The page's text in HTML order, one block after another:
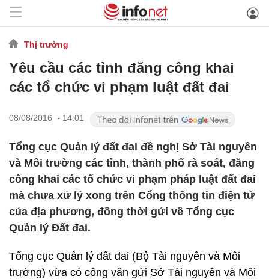
Thị trường
Yêu cầu các tỉnh đăng công khai
các tổ chức vi phạm luật đất đai
08/08/2016 - 14:01
Tổng cục Quản lý đất đai đề nghị Sở Tài nguyên
và Môi trường các tỉnh, thành phố rà soát, đăng
công khai các tổ chức vi phạm pháp luật đất đai
mà chưa xử lý xong trên Cổng thông tin điện tử
của địa phương, đồng thời gửi về Tổng cục
Quản lý Đất đai.
Tổng cục Quản lý đất đai (Bộ Tài nguyên và Môi
trường) vừa có công văn gửi Sở Tài nguyên và Môi